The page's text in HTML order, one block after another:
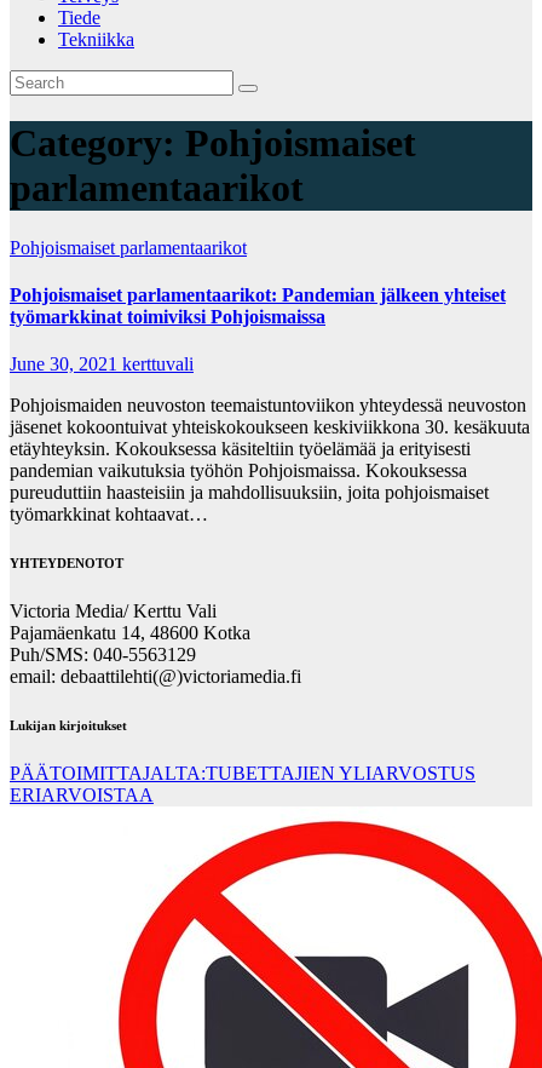
Tiede
Tekniikka
Category: Pohjoismaiset
parlamentaarikot
Pohjoismaiset parlamentaarikot
Pohjoismaiset parlamentaarikot: Pandemian jälkeen yhteiset
työmarkkinat toimiviksi Pohjoismaissa
June 30, 2021 kerttuvali
Pohjoismaiden neuvoston teemaistuntoviikon yhteydessä neuvoston
jäsenet kokoontuivat yhteiskokoukseen keskiviikkona 30. kesäkuuta
etäyhteyksin. Kokouksessa käsiteltiin työelämää ja erityisesti
pandemian vaikutuksia työhön Pohjoismaissa. Kokouksessa
pureuduttiin haasteisiin ja mahdollisuuksiin, joita pohjoismaiset
työmarkkinat kohtaavat…
YHTEYDENOTOT
Victoria Media/ Kerttu Vali
Pajamäenkatu 14, 48600 Kotka
Puh/SMS: 040-5563129
email: debaattilehti(@)victoriamedia.fi
Lukijan kirjoitukset
PÄÄTOIMITTAJALTA:TUBETTAJIEN YLIARVOSTUS
ERIARVOISTAA